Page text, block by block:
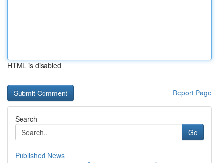
HTML is disabled
Report Page
Search
Go
Published News